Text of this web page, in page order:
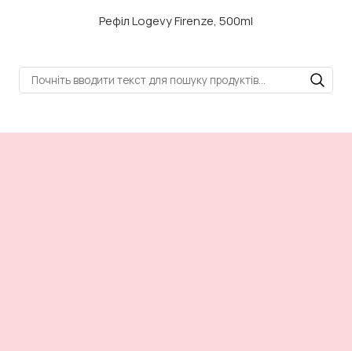
Рефіл Logevy Firenze, 500ml